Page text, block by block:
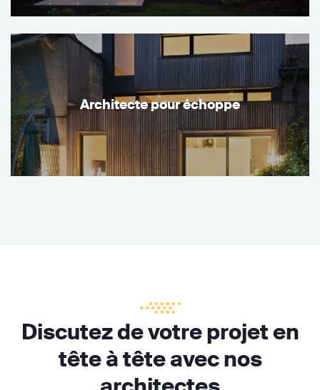
Architecte pour échoppe
Discutez de votre projet en
tête à tête avec nos